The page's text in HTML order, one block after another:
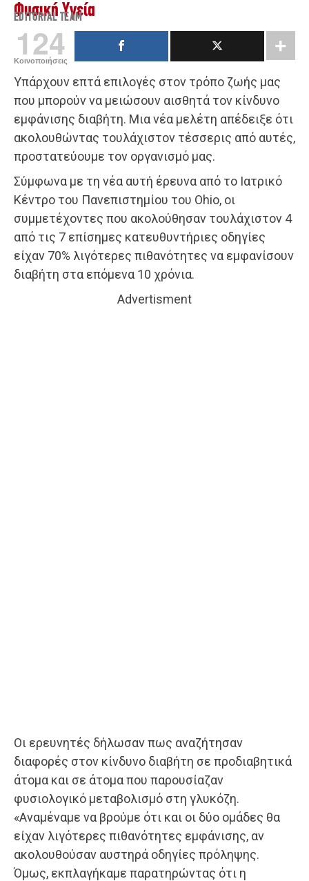
Φυσική Υγεία
EDITORIAL TEAM
124
Κοινοποιήσεις
Υπάρχουν επτά επιλογές στον τρόπο ζωής μας
που μπορούν να μειώσουν αισθητά τον κίνδυνο
εμφάνισης διαβήτη. Μια νέα μελέτη απέδειξε ότι
ακολουθώντας τουλάχιστον τέσσερις από αυτές,
προστατεύουμε τον οργανισμό μας.
Σύμφωνα με τη νέα αυτή έρευνα από το Ιατρικό
Κέντρο του Πανεπιστημίου του Ohio, οι
συμμετέχοντες που ακολούθησαν τουλάχιστον 4
από τις 7 επίσημες κατευθυντήριες οδηγίες
είχαν 70% λιγότερες πιθανότητες να εμφανίσουν
διαβήτη στα επόμενα 10 χρόνια.
Advertisment
Οι ερευνητές δήλωσαν πως αναζήτησαν
διαφορές στον κίνδυνο διαβήτη σε προδιαβητικά
άτομα και σε άτομα που παρουσίαζαν
φυσιολογικό μεταβολισμό στη γλυκόζη.
«Αναμέναμε να βρούμε ότι και οι δύο ομάδες θα
είχαν λιγότερες πιθανότητες εμφάνισης, αν
ακολουθούσαν αυστηρά οδηγίες πρόληψης.
Όμως, εκπλαγήκαμε παρατηρώντας ότι η